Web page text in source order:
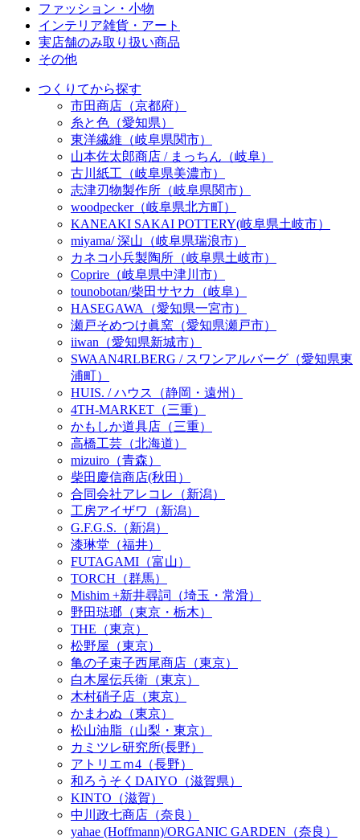
ファッション・小物
インテリア雑貨・アート
実店舗のみ取り扱い商品
その他
つくりてから探す
市田商店（京都府）
糸と色（愛知県）
東洋繊維（岐阜県関市）
山本佐太郎商店 / まっちん（岐阜）
古川紙工（岐阜県美濃市）
志津刃物製作所（岐阜県関市）
woodpecker（岐阜県北方町）
KANEAKI SAKAI POTTERY(岐阜県土岐市）
miyama/ 深山（岐阜県瑞浪市）
カネコ小兵製陶所（岐阜県土岐市）
Coprire（岐阜県中津川市）
tounobotan/柴田サヤカ（岐阜）
HASEGAWA（愛知県一宮市）
瀬戸そめつけ眞窯（愛知県瀬戸市）
iiwan（愛知県新城市）
SWAAN4RLBERG / スワンアルバーグ（愛知県東
浦町）
HUIS. / ハウス（静岡・遠州）
4TH-MARKET（三重）
かもしか道具店（三重）
高橋工芸（北海道）
mizuiro（青森）
柴田慶信商店(秋田）
合同会社アレコレ（新潟）
工房アイザワ（新潟）
G.F.G.S.（新潟）
漆琳堂（福井）
FUTAGAMI（富山）
TORCH（群馬）
Mishim +新井尋詞（埼玉・常滑）
野田琺瑯（東京・栃木）
THE（東京）
松野屋（東京）
亀の子束子西尾商店（東京）
白木屋伝兵衛（東京）
木村硝子店（東京）
かまわぬ（東京）
松山油脂（山梨・東京）
カミツレ研究所(長野）
アトリエｍ4（長野）
和ろうそくDAIYO（滋賀県）
KINTO（滋賀）
中川政七商店（奈良）
yahae (Hoffmann)/ORGANIC GARDEN（奈良）